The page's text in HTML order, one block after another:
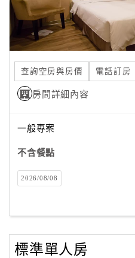
客
紅
利
查
訂
房
Q&A
旅
查詢空房與房價 電話訂房
房間詳細內容
一般專案
不含餐點
2026/08/08
標準單人房